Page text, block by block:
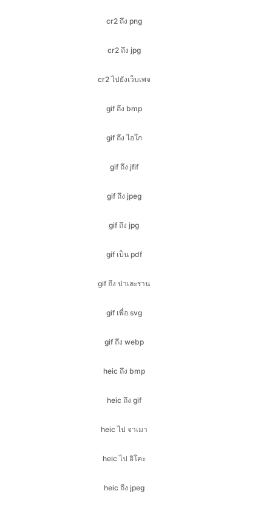
cr2 ไปยังเว็บเพจ
gif ถึง bmp
gif ถึง ไอโก
gif ถึง jfif
gif ถึง jpeg
gif ถึง jpg
gif เป็น pdf
gif ถึง ปาเละราน
gif เพื่อ svg
gif ถึง webp
heic ถึง bmp
heic ถึง gif
heic ไป จาเมา
heic ไป อิโคะ
heic ถึง jpeg
heic เป็น pdf
heic ถึง jpg